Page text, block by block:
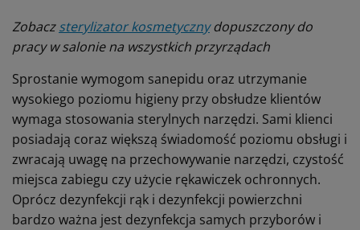
Zobaczsterylizator kosmetycznydopuszczony do
pracy w salonie na wszystkich przyrządach
Sprostanie wymogom sanepidu oraz utrzymanie
wysokiego poziomu higieny przy obsłudze klientów
wymaga stosowania sterylnych narzędzi. Sami klienci
posiadają coraz większą świadomość poziomu obsługi i
zwracają uwagę na przechowywanie narzędzi, czystość
miejsca zabiegu czy użycie rękawiczek ochronnych.
Oprócz dezynfekcji rąk i dezynfekcji powierzchni
bardzo ważna jest dezynfekcja samych przyborów i